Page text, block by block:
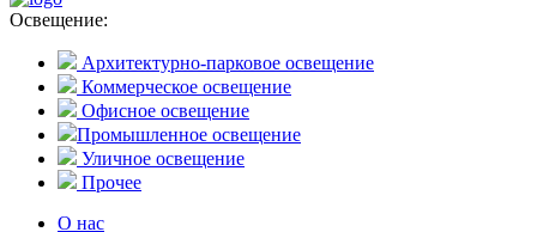
Освещение:
Архитектурно-парковое освещение
Коммерческое освещение
Офисное освещение
Промышленное освещение
Уличное освещение
Прочее
О нас